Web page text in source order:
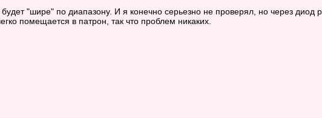
"шире" по диапазону. И я конечно серьезно не проверял, но через диод
помещается в патрон, так что проблем никаких.